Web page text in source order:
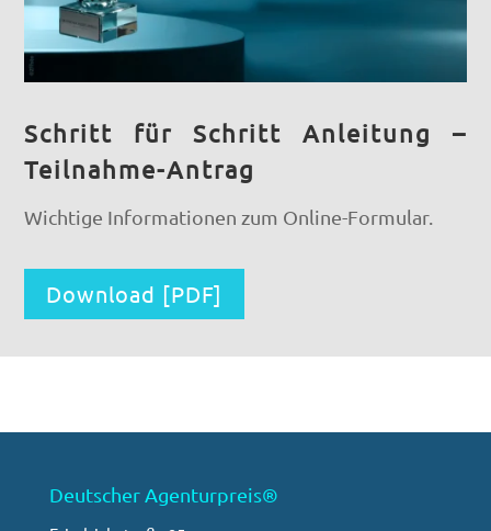
Schritt für Schritt Anleitung –
Teilnahme-Antrag
Wichtige Informationen zum Online-Formular.
Download [PDF]
Deutscher Agenturpreis®